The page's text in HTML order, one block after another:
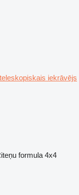
iekrāvējs
formula 4x4